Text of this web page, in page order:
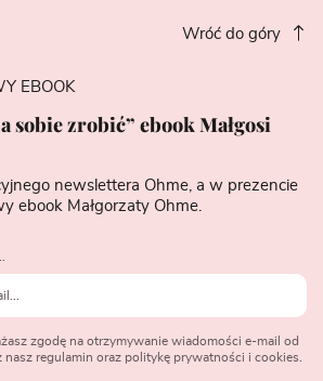
Wróć do góry
EBOOK
sobie zrobić” ebook Małgosi
newslettera Ohme, a w prezencie
ebook Małgorzaty Ohme.
zgodę na otrzymywanie wiadomości e-mail od
nasz regulamin oraz politykę prywatności i cookies.